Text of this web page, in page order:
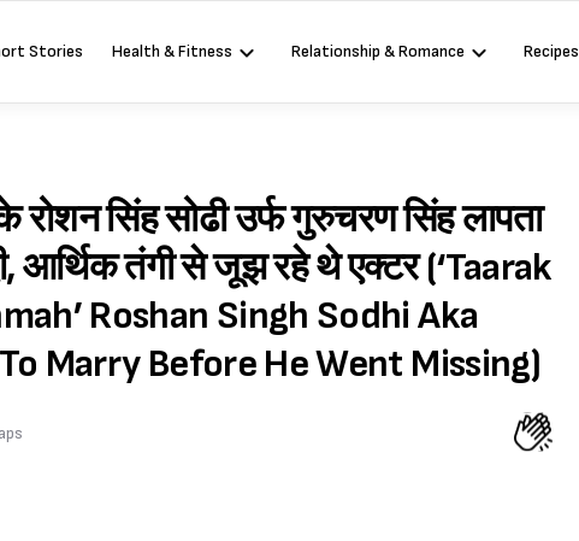
Stories Health & Fitness Relationship & Romance Recipes
रोशन सिंह सोढी उर्फ गुरुचरण सिंह लापता
आर्थिक तंगी से जूझ रहे थे एक्टर (‘Taarak
Roshan Singh Sodhi Aka
Marry Before He Went Missing)